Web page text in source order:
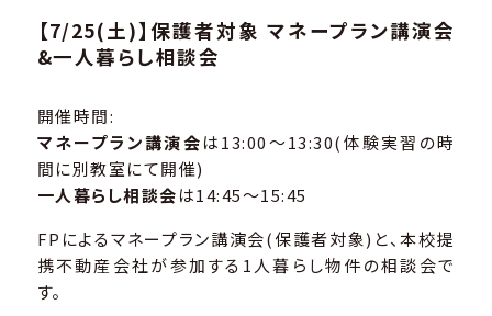
【7/25(土)】保護者対象 マネープラン講演会
&一人暮らし相談会
開催時間:
マネープラン講演会は13:00～13:30(体験実習の時
間に別教室にて開催)
一人暮らし相談会は14:45～15:45
FPによるマネープラン講演会(保護者対象)と、本校提
携不動産会社が参加する1人暮らし物件の相談会で
す。